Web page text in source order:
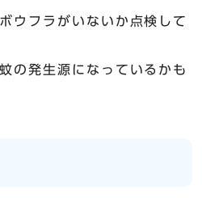
ウフラがいないか点検して
の発生源になっているかも